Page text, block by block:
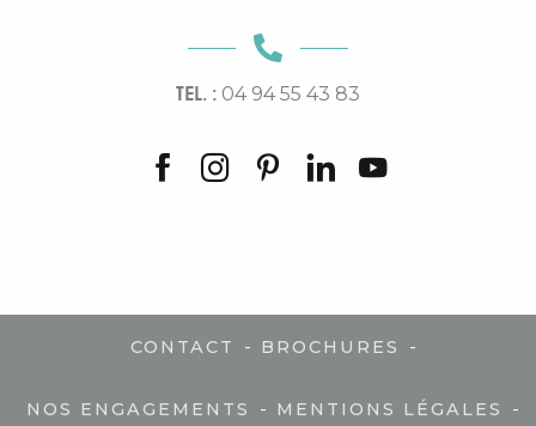
TEL. : 04 94 55 43 83
CONTACT - BROCHURES -
NOS ENGAGEMENTS - MENTIONS LÉGALES -